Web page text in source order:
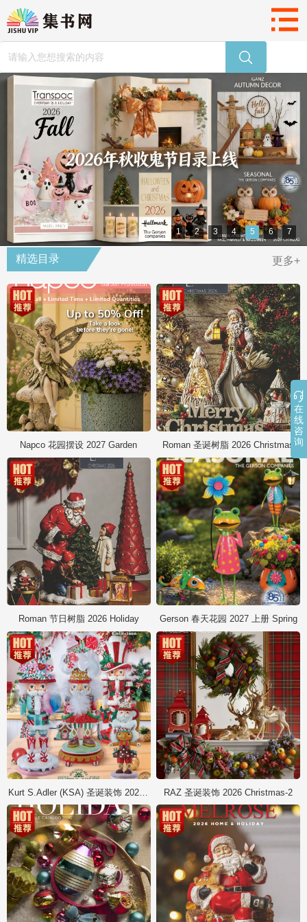
1 2 3 4 5 6 7
精选目录 更多+
Napco 花园摆设 2027 Garden Roman 圣诞树脂 2026 Christmas
Roman 节日树脂 2026 Holiday Gerson 春天花园 2027 上册 Spring
RAZ 圣诞装饰 2026 Christmas-2

在
线
咨
询